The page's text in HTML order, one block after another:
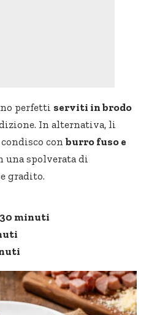
perfetti serviti in brodo
In alternativa, li
con burro fuso e
una spolverata di
gradito.
30 minuti